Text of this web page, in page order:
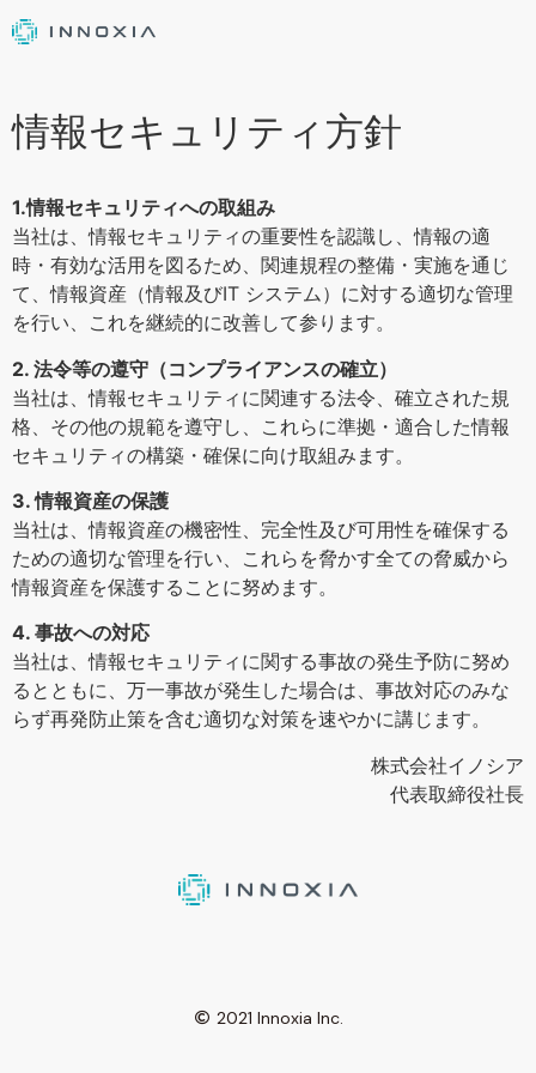
情報セキュリティ方針
1.情報セキュリティへの取組み
当社は、情報セキュリティの重要性を認識し、情報の適
時・有効な活用を図るため、関連規程の整備・実施を通じ
て、情報資産（情報及びIT システム）に対する適切な管理
を行い、これを継続的に改善して参ります。
2. 法令等の遵守（コンプライアンスの確立）
当社は、情報セキュリティに関連する法令、確立された規
格、その他の規範を遵守し、これらに準拠・適合した情報
セキュリティの構築・確保に向け取組みます。
3. 情報資産の保護
当社は、情報資産の機密性、完全性及び可用性を確保する
ための適切な管理を行い、これらを脅かす全ての脅威から
情報資産を保護することに努めます。
4. 事故への対応
当社は、情報セキュリティに関する事故の発生予防に努め
るとともに、万一事故が発生した場合は、事故対応のみな
らず再発防止策を含む適切な対策を速やかに講じます。
株式会社イノシア
代表取締役社長
2021 Innoxia Inc.